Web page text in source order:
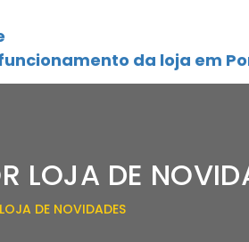
da loja em
LOJA DE
LOJA DE NOVIDADES